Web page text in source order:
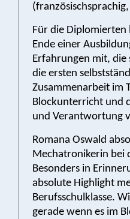
Für die Diplomierten
Ende einer
Erfahrungen mit, die
die ersten
Zusammenarbeit im
Blockunterricht und
und Verantwortung
Romana Oswald
Mechatronikerin bei
Besonders in
absolute Highlight
Berufsschulklasse.
gerade wenn es im